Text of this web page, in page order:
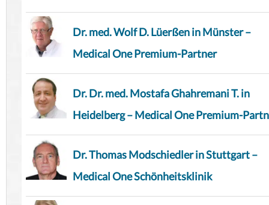
Dr. med. Wolf D. Lüerßen in Münster –
Medical One Premium-Partner
Dr. Dr. med. Mostafa Ghahremani T. in
Heidelberg – Medical One Premium-
Dr. Thomas Modschiedler in Stuttgart –
Medical One Schönheitsklinik